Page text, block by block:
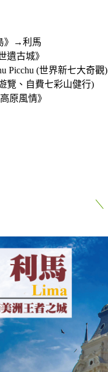
》→利馬
遺古城》
Picchu (世界新七大奇觀)
覽、自費七彩山健行)
原風情》